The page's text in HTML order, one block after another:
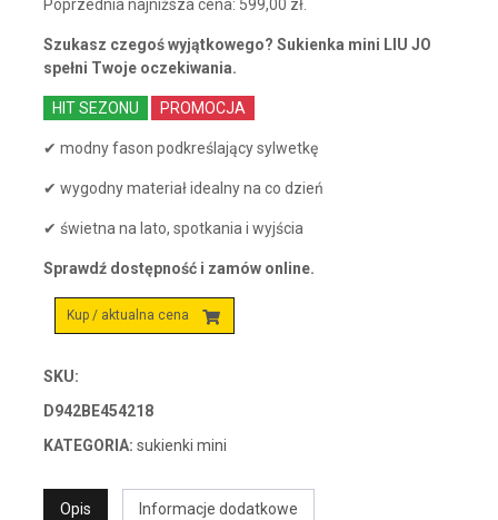
Poprzednia najniższa cena: 599,00 zł.
Szukasz czegoś wyjątkowego? Sukienka mini LIU JO
spełni Twoje oczekiwania.
HIT SEZONU PROMOCJA
✔ modny fason podkreślający sylwetkę
✔ wygodny materiał idealny na co dzień
✔ świetna na lato, spotkania i wyjścia
Sprawdź dostępność i zamów online.
Kup / aktualna cena
SKU:
D942BE454218
KATEGORIA: sukienki mini
Opis Informacje dodatkowe